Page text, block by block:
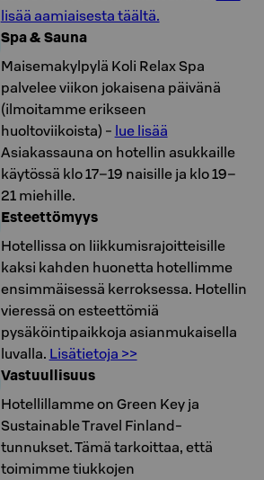
lisää aamiaisesta täältä.
Spa & Sauna
Maisemakylpylä Koli Relax Spa
palvelee viikon jokaisena päivänä
(ilmoitamme erikseen
huoltoviikoista) - lue lisää
Asiakassauna on hotellin asukkaille
käytössä klo 17–19 naisille ja klo 19–
21 miehille.
Esteettömyys
Hotellissa on liikkumisrajoitteisille
kaksi kahden huonetta hotellimme
ensimmäisessä kerroksessa. Hotellin
vieressä on esteettömiä
pysäköintipaikkoja asianmukaisella
luvalla. Lisätietoja >>
Vastuullisuus
Hotellillamme on Green Key ja
Sustainable Travel Finland-
tunnukset. Tämä tarkoittaa, että
toimimme tiukkojen